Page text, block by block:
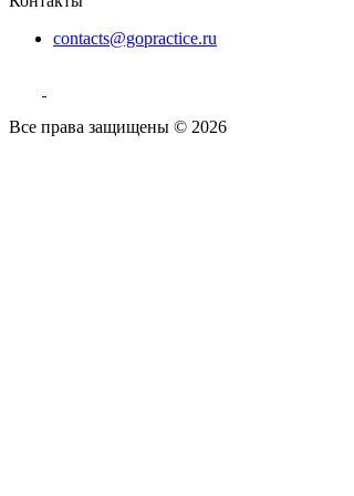
contacts@gopractice.ru
Все права защищены © 2026